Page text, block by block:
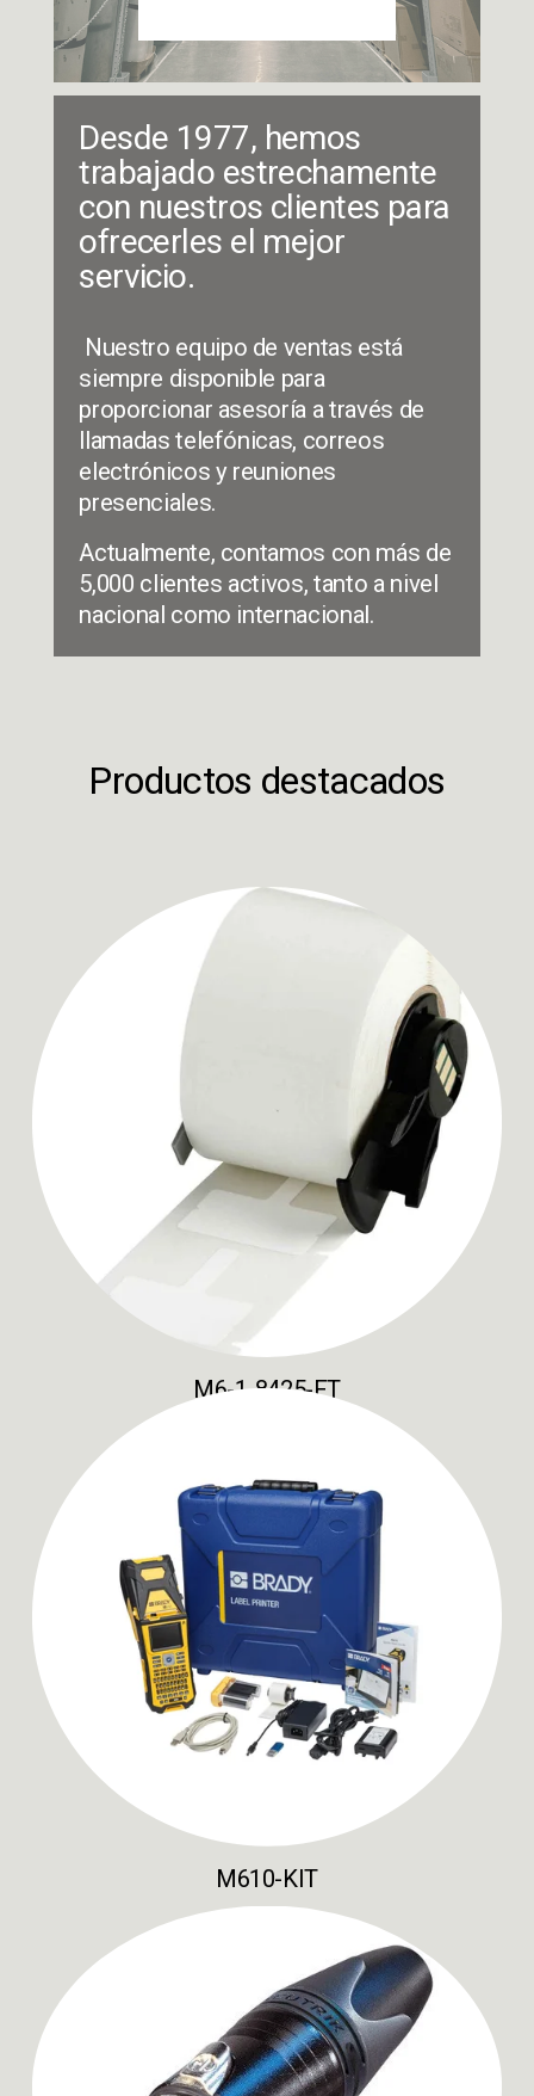
a
o
o
m
p
e
t
Desde 1977, hemos
trabajado estrechamente
con nuestros clientes para
ofrecerles el mejor
servicio.
siempre disponible para
proporcionar asesoría a través de
llamadas telefónicas, correos
electrónicos y reuniones
presenciales.
Actualmente, contamos con más de
5,000 clientes activos, tanto a nivel
nacional como internacional.
Productos destacados
M6-1-8425-FT
M610-KIT